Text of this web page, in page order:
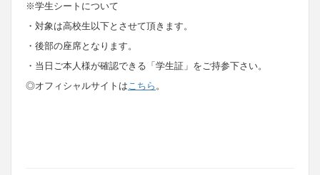
※学生シートについて
・対象は高校生以下とさせて頂きます。
・後部の座席となります。
・当日ご本人様が確認できる「学生証」をご持参下さい。
◎オフィシャルサイトはこちら 。